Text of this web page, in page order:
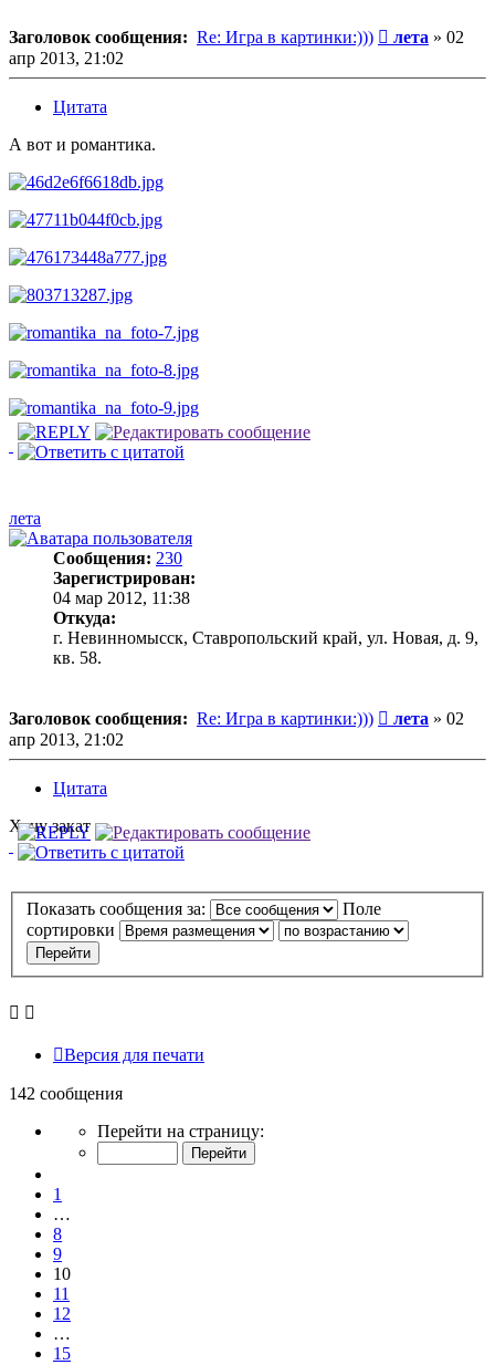
Заголовок сообщения: Re: Игра в картинки:))) Сообщение
лета » 02
апр 2013, 21:02
Цитата
А вот и романтика.
лета
Сообщения: 230
Зарегистрирован:
04 мар 2012, 11:38
Откуда:
г. Невинномысск, Ставропольский край, ул. Новая, д. 9,
кв. 58.
Заголовок сообщения: Re: Игра в картинки:))) Сообщение
лета » 02
апр 2013, 21:02
Цитата
Хочу закат
Показать сообщения за:
Поле
сортировки
Версия для печати
142 сообщения
Страница
15
Перейти на страницу:
1
…
8
9
10
11
12
…
15